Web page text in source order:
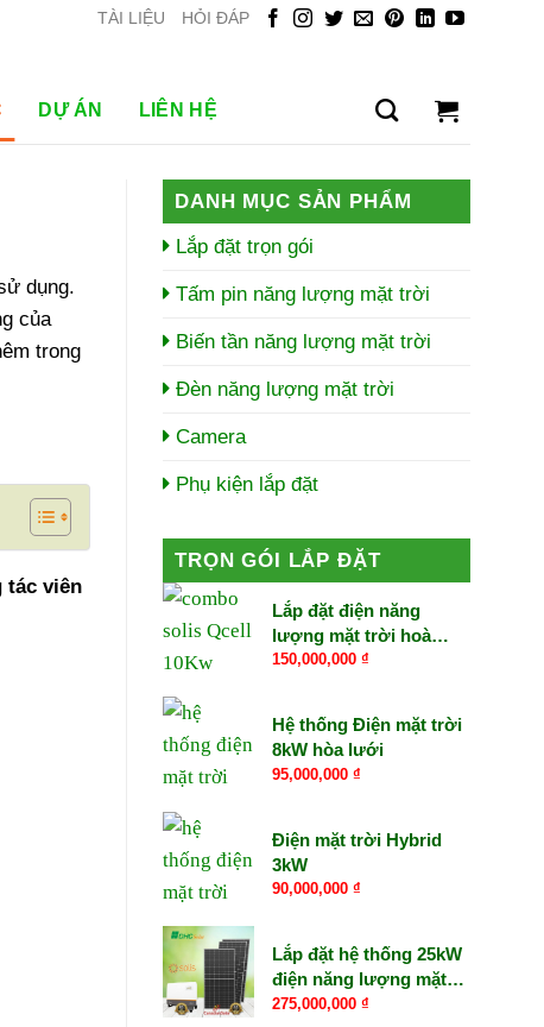
TÀI LIỆU HỎI ĐÁP
DỰ ÁN LIÊN HỆ
dụng.
của
trong
tác viên
DANH MỤC SẢN PHẨM
Lắp đặt trọn gói
Tấm pin năng lượng mặt trời
Biến tần năng lượng mặt trời
Đèn năng lượng mặt trời
Camera
Phụ kiện lắp đặt
TRỌN GÓI LẮP ĐẶT
Lắp đặt điện năng
lượng mặt trời hoà
lưới 15kW trọn gói
150,000,000 ₫
Hệ thống Điện mặt trời
8kW hòa lưới
95,000,000 ₫
Điện mặt trời Hybrid
3kW
90,000,000 ₫
Lắp đặt hệ thống 25kW
điện năng lượng mặt
trời
275,000,000 ₫